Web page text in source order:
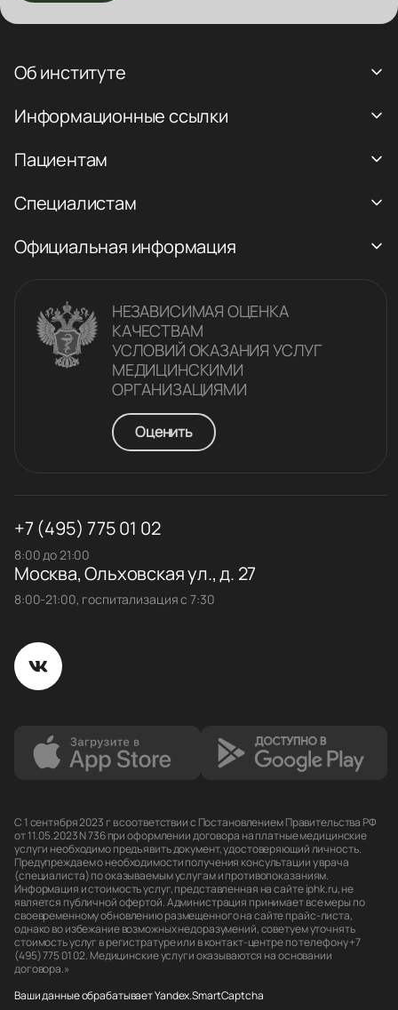
Об институте
Информационные ссылки
Пациентам
Специалистам
Официальная информация
НЕЗАВИСИМАЯ ОЦЕНКА
КАЧЕСТВАM
УСЛОВИЙ ОКАЗАНИЯ УСЛУГ
МЕДИЦИНСКИМИ
ОРГАНИЗАЦИЯМИ
Оценить
+7 (495) 775 01 02
8:00 до 21:00
Москва, Ольховская ул., д. 27
8:00-21:00, госпитализация с 7:30
С 1 сентября 2023 г в соответствии с Постановлением Правительства РФ
от 11.05.2023 N 736 при оформлении договора на платные медицинские
услуги необходимо предъявить документ, удостоверяющий личность.
Предупреждаем о необходимости получения консультации у врача
(специалиста) по оказываемым услугам и противопоказаниям.
Информация и стоимость услуг, представленная на сайте iphk.ru, не
является публичной офертой. Администрация принимает все меры по
своевременному обновлению размещенного на сайте прайс-листа,
однако во избежание возможных недоразумений, советуем уточнять
стоимость услуг в регистратуре или в контакт-центре по телефону +7
(495) 775 01 02. Медицинские услуги оказываются на основании
договора.»
Ваши данные обрабатывает Yandex.SmartCaptcha